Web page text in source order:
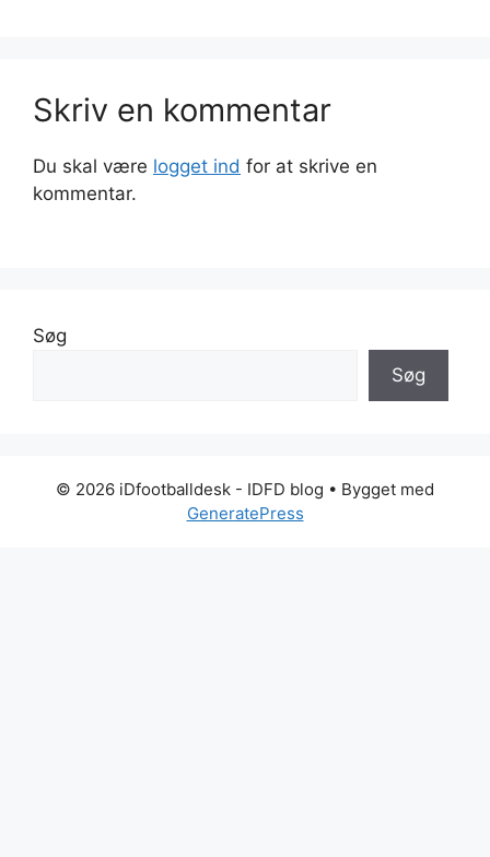
Skriv en kommentar
Du skal være logget ind for at skrive en
kommentar.
Søg
Søg
© 2026 iDfootballdesk - IDFD blog • Bygget med
GeneratePress